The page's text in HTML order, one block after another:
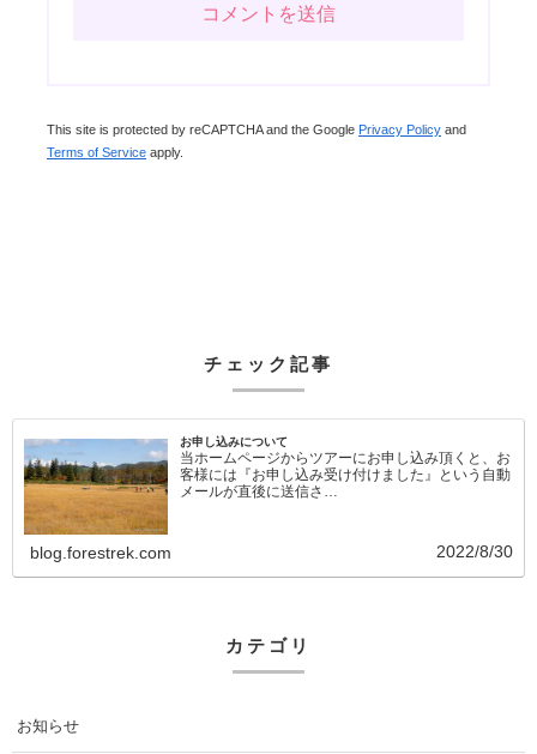
This site is protected by reCAPTCHA and the Google Privacy Policy and
Terms of Service apply.
チェック記事
お申し込みについて
当ホームページからツアーにお申し込み頂くと、お
客様には『お申し込み受け付けました』という自動
メールが直後に送信さ…
blog.forestrek.com 2022/8/30
カテゴリ
お知らせ